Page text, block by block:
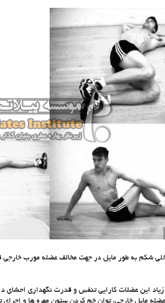
شکم به طور مایل در جهت مخالف عضله مورب خارجی
این عضلات کارایی تنفس و قدرت نگهداری احشای
مایل خارجی، توان خم کردن ستون مهره ها و اجرای